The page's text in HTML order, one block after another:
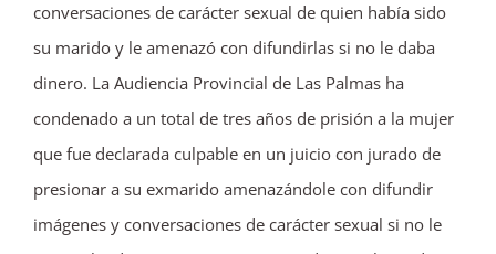
conversaciones de carácter sexual de quien había sido
su marido y le amenazó con difundirlas si no le daba
dinero. La Audiencia Provincial de Las Palmas ha
condenado a un total de tres años de prisión a la mujer
que fue declarada culpable en un juicio con jurado de
presionar a su exmarido amenazándole con difundir
imágenes y conversaciones de carácter sexual si no le